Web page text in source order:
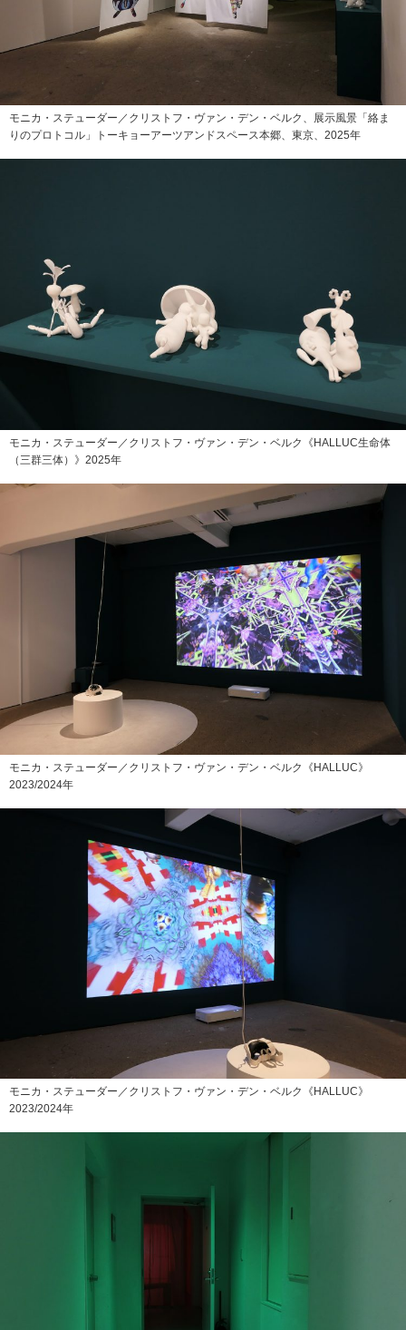
モニカ・ステューダー／クリストフ・ヴァン・デン・ベルク、展示風景「絡ま
りのプロトコル」トーキョーアーツアンドスペース本郷、東京、2025年
モニカ・ステューダー／クリストフ・ヴァン・デン・ベルク《HALLUC生命体
（三群三体）》2025年
モニカ・ステューダー／クリストフ・ヴァン・デン・ベルク《HALLUC》
2023/2024年
モニカ・ステューダー／クリストフ・ヴァン・デン・ベルク《HALLUC》
2023/2024年